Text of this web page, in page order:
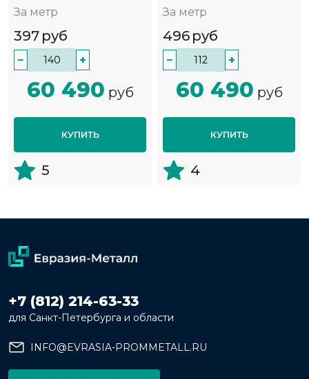
За метр
397 руб
− +
60 490 руб
КУПИТЬ
5
За метр
496 руб
− +
60 490 руб
КУПИТЬ
4
+7 (812) 214-63-33
для Санкт-Петербурга и области
INFO@EVRASIA-PROMMETALL.RU